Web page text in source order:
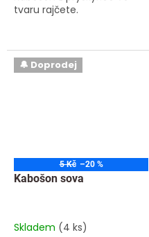
tvaru rajčete.
🔔 Doprodej
5 Kč –20 %
Kabošon sova
Skladem (4 ks)